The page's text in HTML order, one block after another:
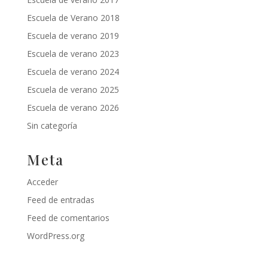
Escuela de Verano 2018
Escuela de verano 2019
Escuela de verano 2023
Escuela de verano 2024
Escuela de verano 2025
Escuela de verano 2026
Sin categoría
Meta
Acceder
Feed de entradas
Feed de comentarios
WordPress.org